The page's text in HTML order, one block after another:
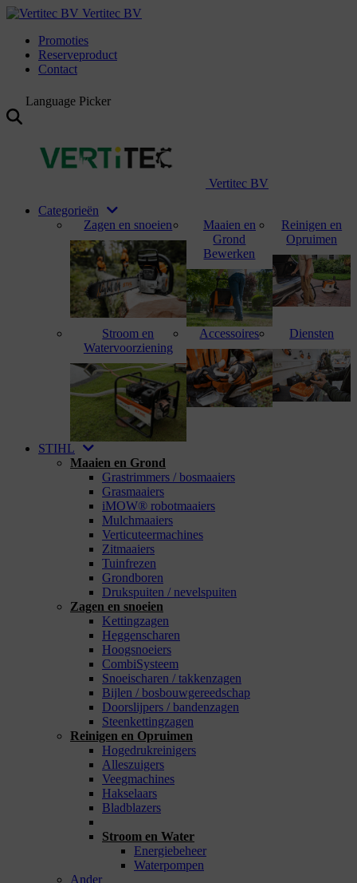
Vertitec BV
Promoties
Reserveproduct
Contact
Language Picker
Vertitec BV
Categorieën
Zagen en snoeien
Maaien en
Grond
Bewerken
Reinigen en
Opruimen
Stroom en
Watervoorziening
Accessoires Diensten
STIHL
Maaien en Grond
Grastrimmers / bosmaaiers
Grasmaaiers
iMOW® robotmaaiers
Mulchmaaiers
Verticuteermachines
Zitmaaiers
Tuinfrezen
Grondboren
Drukspuiten / nevelspuiten
Zagen en snoeien
Kettingzagen
Heggenscharen
Hoogsnoeiers
CombiSysteem
Snoeischaren / takkenzagen
Bijlen / bosbouwgereedschap
Doorslijpers / bandenzagen
Steenkettingzagen
Reinigen en Opruimen
Hogedrukreinigers
Alleszuigers
Veegmachines
Hakselaars
Bladblazers
Stroom en Water
Energiebeheer
Waterpompen
Ander